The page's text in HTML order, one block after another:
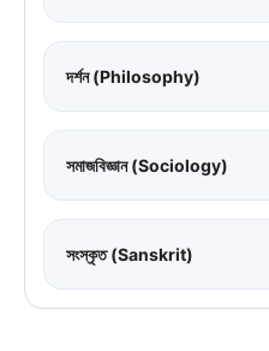
দর্শন (Philosophy)
সমাজবিজ্ঞান (Sociology)
সংস্কৃত (Sanskrit)